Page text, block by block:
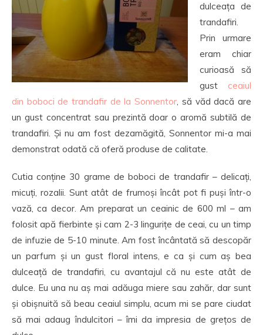
dulceața de
trandafiri.
Prin urmare
eram chiar
curioasă să
gust ceaiul
din boboci de trandafir de la Sonnentor, să văd dacă are
un gust concentrat sau prezintă doar o aromă subtilă de
trandafiri. Și nu am fost dezamăgită, Sonnentor mi-a mai
demonstrat odată că oferă produse de calitate.
Cutia conține 30 grame de boboci de trandafir – delicați,
micuți, rozalii. Sunt atât de frumoși încât pot fi puși într-o
vază, ca decor. Am preparat un ceainic de 600 ml – am
folosit apă fierbinte și cam 2-3 lingurițe de ceai, cu un timp
de infuzie de 5-10 minute. Am fost încântată să descopăr
un parfum și un gust floral intens, e ca și cum aș bea
dulceață de trandafiri, cu avantajul că nu este atât de
dulce. Eu una nu aș mai adăuga miere sau zahăr, dar sunt
și obișnuită să beau ceaiul simplu, acum mi se pare ciudat
să mai adaug îndulcitori – îmi da impresia de grețos de